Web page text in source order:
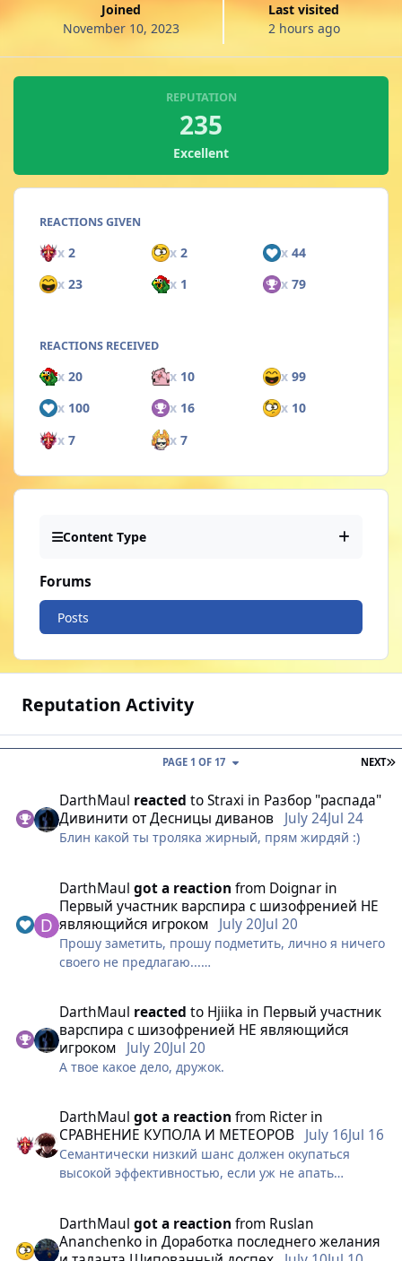
Joined
November 10, 2023
Last visited
2 hours ago
REPUTATION
235
Excellent
REACTIONS GIVEN
x 2 x2 x 44
x 23 x1 x 79
REACTIONS RECEIVED
x 20 x10 x 99
x 100 x16 x 10
x 7 x7
Content Type
Forums
Posts
Reputation Activity
NEXT
PAGE 1 OF 17
DаrthMaul reacted toStraxi in Разбор "распада"
Дивинити от Десницы диванов
July 24Jul 24
Блин какой ты троляка жирный, прям жирдяй :)
DаrthMaul got a reaction from Doignar in
Первый участник варспира с шизофренией НЕ
являющийся игроком
July 20Jul 20
Прошу заметить, прошу подметить, лично я ничего
своего не предлагаю...
не сказано ли что проклятый может получить
непосредственную силу эльфов и стать
перебежчиком не на одних лишь словах?
Название квеста "Разделяй и властвуй"...
🙈🙉🙊
DаrthMaul reacted to Hjiika in Первый участник
варспира с шизофренией НЕ являющийся
игроком
July 20Jul 20
А твое какое дело, дружок.
DаrthMaul got a reaction from Ricter in
СРАВНЕНИЕ КУПОЛА И МЕТЕОРОВ
July 16Jul 16
Семантически низкий шанс должен окупаться
высокой эффективностью, если уж не апать
построим и дело с концом, а то дёргаются чёто
играть пытаются, пристрелите уже нерадивую
DаrthMaul got a reaction from Ruslan
Ananchenko inДоработка последнего желания